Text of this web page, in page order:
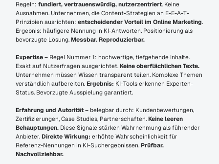
Regeln: fundiert, vertrauenswürdig, nutzerzentriert. Keine
Ausnahmen. Unternehmen, die Content-Strategien an E-E-A-T-
Prinzipien ausrichten: entscheidender Vorteil im Online Marketing.
Ergebnis: häufigere Nennung in KI-Antworten. Positionierung als
bevorzugte Lösung. Messbar. Reproduzierbar.
Expertise – Regel Nummer 1: hochwertige, tiefgehende Inhalte.
Exakt auf Nutzerfragen ausgerichtet. Keine oberflächlichen Texte.
Unternehmen müssen Wissen transparent teilen. Komplexe Themen
verständlich aufbereiten. Ergebnis: KI-Tools erkennen Experten-
Status. Bevorzugte Ausspielung garantiert.
Erfahrung und Autorität – belegbar durch: Kundenbewertungen,
Zertifizierungen, Case Studies, Partnerschaften. Keine leeren
Behauptungen. Diese Signale stärken Wahrnehmung als führender
Anbieter. Direkte Wirkung: erhöhte Wahrscheinlichkeit für
Referenz-Nennungen in KI-Suchergebnissen. Prüfbar.
Nachvollziehbar.